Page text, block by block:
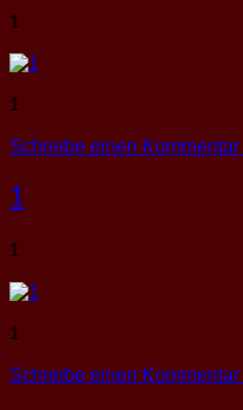
1
1
Schreibe einen Kommentar
1
1
1
Schreibe einen Kommentar